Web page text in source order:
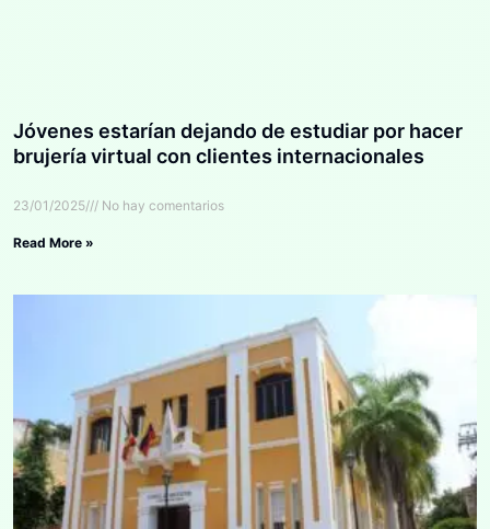
Jóvenes estarían dejando de estudiar por hacer
brujería virtual con clientes internacionales
23/01/2025 No hay comentarios
Read More »